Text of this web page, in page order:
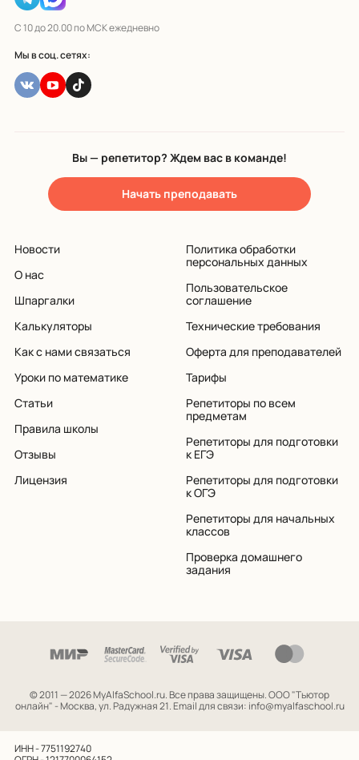
С 10 до 20.00 по МСК ежедневно
Мы в соц. сетях:
Вы — репетитор? Ждем вас в команде!
Начать преподавать
Новости
О нас
Шпаргалки
Калькуляторы
Как с нами связаться
Уроки по математике
Статьи
Правила школы
Отзывы
Лицензия
Политика обработки
персональных данных
Пользовательское
соглашение
Технические требования
Оферта для преподавателей
Тарифы
Репетиторы по всем
предметам
Репетиторы для подготовки
к ЕГЭ
Репетиторы для подготовки
к ОГЭ
Репетиторы для начальных
классов
Проверка домашнего
задания
© 2011 — 2026 MyAlfaSchool.ru. Все права защищены.ООО "Тьютор
онлайн" - Москва, ул. Радужная 21. Email для связи: info@myalfaschool.ru
ИНН - 7751192740